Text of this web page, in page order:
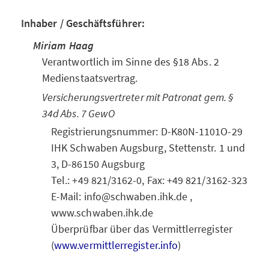
Inhaber / Geschäftsführer:
Miriam Haag
Verantwortlich im Sinne des §18 Abs. 2
Medienstaatsvertrag.
Versicherungsvertreter mit Patronat gem. §
34d Abs. 7 GewO
Registrierungsnummer: D-K80N-1101O-29
IHK Schwaben Augsburg, Stettenstr. 1 und
3, D-86150 Augsburg
Tel.: +49 821/3162-0, Fax: +49 821/3162-323
E-Mail: info@schwaben.ihk.de ,
www.schwaben.ihk.de
Überprüfbar über das Vermittlerregister
(www.vermittlerregister.info)